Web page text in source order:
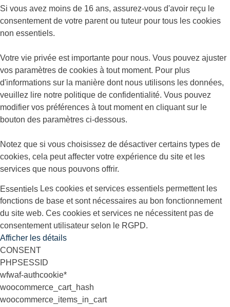
Si vous avez moins de 16 ans, assurez-vous d'avoir reçu le
consentement de votre parent ou tuteur pour tous les cookies
non essentiels.
Votre vie privée est importante pour nous. Vous pouvez ajuster
vos paramètres de cookies à tout moment. Pour plus
d'informations sur la manière dont nous utilisons les données,
veuillez lire notre politique de confidentialité. Vous pouvez
modifier vos préférences à tout moment en cliquant sur le
bouton des paramètres ci-dessous.
Notez que si vous choisissez de désactiver certains types de
cookies, cela peut affecter votre expérience du site et les
services que nous pouvons offrir.
Essentiels Les cookies et services essentiels permettent les
fonctions de base et sont nécessaires au bon fonctionnement
du site web. Ces cookies et services ne nécessitent pas de
consentement utilisateur selon le RGPD.
Afficher les détails
CONSENT
PHPSESSID
wfwaf-authcookie*
woocommerce_cart_hash
woocommerce_items_in_cart